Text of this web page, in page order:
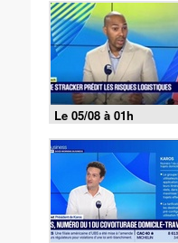
Le 05/08 à 01h